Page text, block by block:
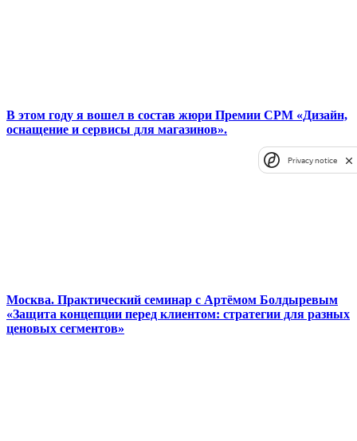
В этом году я вошел в состав жюри Премии CPM «Дизайн,
оснащение и сервисы для магазинов».
Москва. Практический семинар с Артёмом Болдыревым
«Защита концепции перед клиентом: стратегии для разных
ценовых сегментов»
Privacy notice